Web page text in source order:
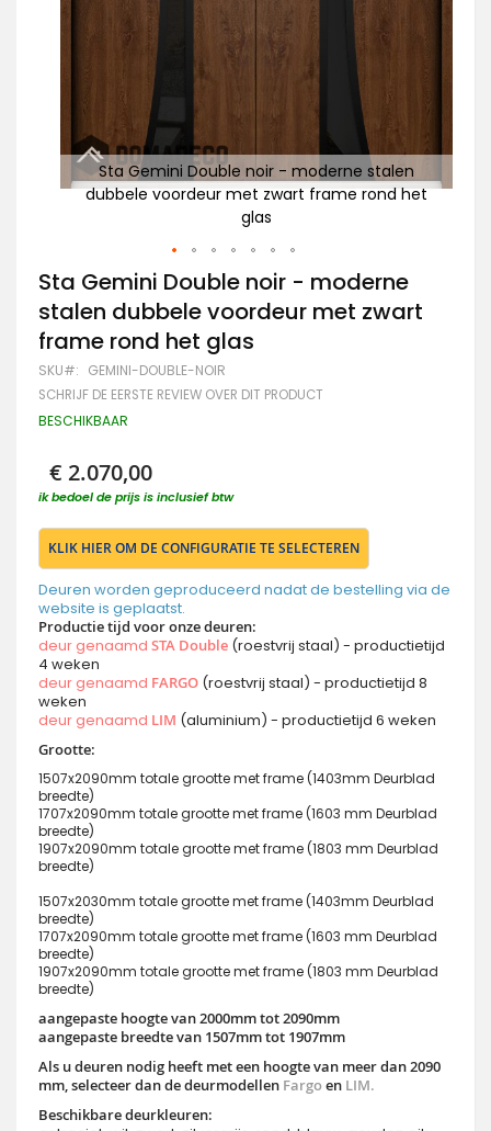
Sta Gemini Double noir - moderne stalen
dubbele voordeur met zwart frame rond het
glas
Ga
naar
het
begin
van
de
afbeeldingen-
Sta Gemini Double noir - moderne
stalen dubbele voordeur met zwart
frame rond het glas
SKU GEMINI-DOUBLE-NOIR
SCHRIJF DE EERSTE REVIEW OVER DIT PRODUCT
BESCHIKBAAR
€ 2.070,00
ik bedoel de prijs is inclusief btw
KLIK HIER OM DE CONFIGURATIE TE SELECTEREN
Deuren worden geproduceerd nadat de bestelling via de
website is geplaatst.
Productie tijd voor onze deuren:
deur genaamd STA Double (roestvrij staal) - productietijd
4 weken
deur genaamd FARGO (roestvrij staal) - productietijd 8
weken
deur genaamd LIM (aluminium) - productietijd 6 weken
Grootte:
1507x2090mm totale grootte met frame (1403mm Deurblad
breedte)
1707x2090mm totale grootte met frame (1603 mm Deurblad
breedte)
1907x2090mm totale grootte met frame (1803 mm Deurblad
breedte)
1507x2030mm totale grootte met frame (1403mm Deurblad
breedte)
1707x2090mm totale grootte met frame (1603 mm Deurblad
breedte)
1907x2090mm totale grootte met frame (1803 mm Deurblad
breedte)
aangepaste hoogte van 2000mm tot 2090mm
aangepaste breedte van 1507mm tot 1907mm
Als u deuren nodig heeft met een hoogte van meer dan 2090
mm, selecteer dan de deurmodellen Fargoen LIM.
Beschikbare deurkleuren: